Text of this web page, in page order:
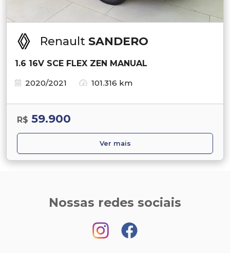
Renault SANDERO
1.6 16V SCE FLEX ZEN MANUAL
2020/2021
101.316 km
R$ 59.900
Ver mais
Nossas redes sociais